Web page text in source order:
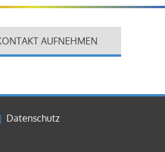
AUFNEHMEN
Datenschutz